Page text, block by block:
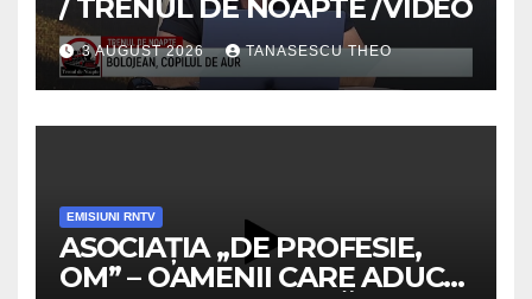
/ TRENUL DE NOAPTE /VIDEO
3 AUGUST 2026 TANASESCU THEO
EMISIUNI RNTV
ASOCIAȚIA „DE PROFESIE,
OM” – OAMENII CARE ADUC